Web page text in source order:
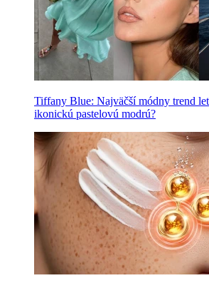
Tiffany Blue: Najväčší módny trend
ikonickú pastelovú modrú?